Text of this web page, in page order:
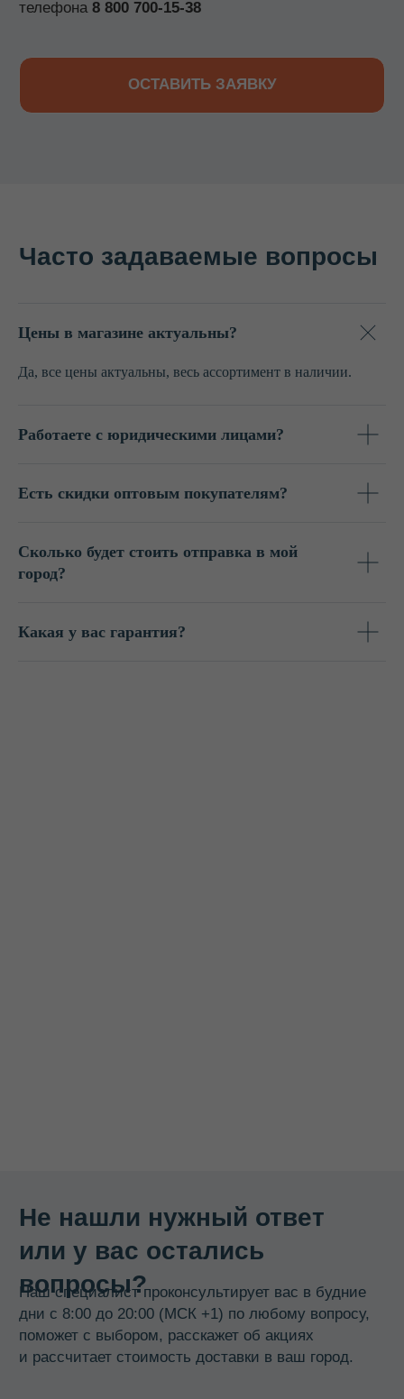
Цены в магазине актуальны?
Да, все цены актуальны, весь ассортимент в наличии.
Работаете с юридическими лицами?
Есть скидки оптовым покупателям?
Сколько будет стоить отправка в мой
город?
Какая у вас гарантия?
© 2022–2026. Keepfood Designed by Viktoria Velem